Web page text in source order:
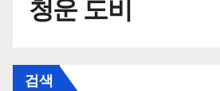
청운 도비
검색